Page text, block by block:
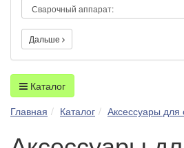
Дальше
Каталог
Главная
Каталог Аксессуары для